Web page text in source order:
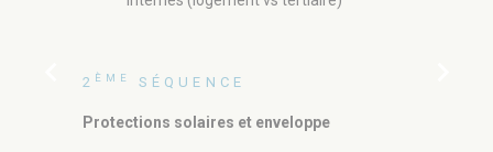
2 ÈME SÉQUENCE
Protections solaires et enveloppe